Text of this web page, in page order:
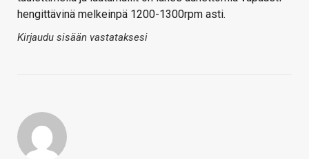
hengittävinä melkeinpä 1200-1300rpm asti.
Kirjaudu sisään vastataksesi